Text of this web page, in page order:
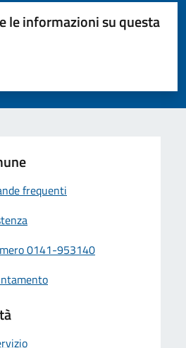
le informazioni su questa
stelle su 5
su 5
5
frequenti
0141-953140